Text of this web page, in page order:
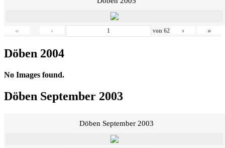
« ‹ von 62 › »
Döben 2004
No Images found.
Döben September 2003
Döben September 2003